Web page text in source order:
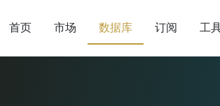
首页 市场 数据库 订阅 工